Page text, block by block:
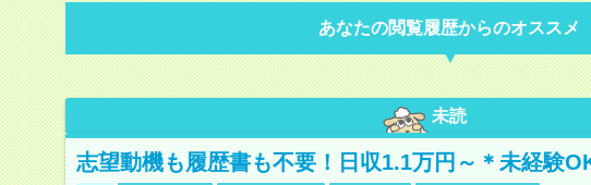
あなたの閲覧履歴からのオススメ
未読
志望動機も履歴書も不要！日収1.1万円～＊未経験